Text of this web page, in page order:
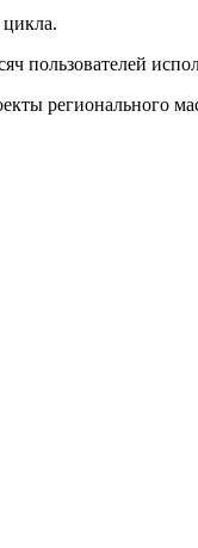
пользователей
регионального